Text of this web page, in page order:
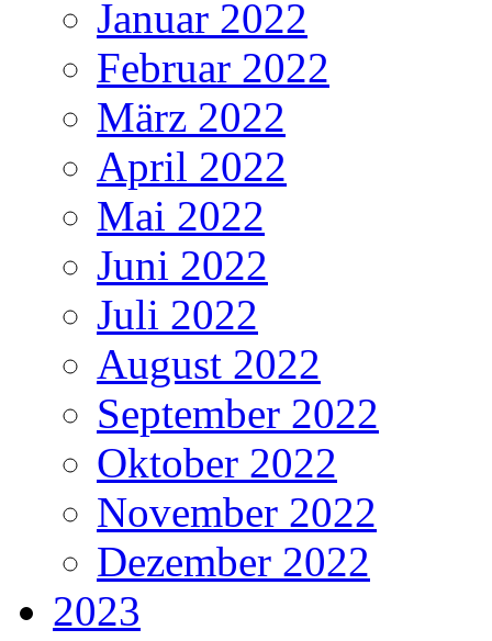
Januar 2022
Februar 2022
März 2022
April 2022
Mai 2022
Juni 2022
Juli 2022
August 2022
September 2022
Oktober 2022
November 2022
Dezember 2022
2023